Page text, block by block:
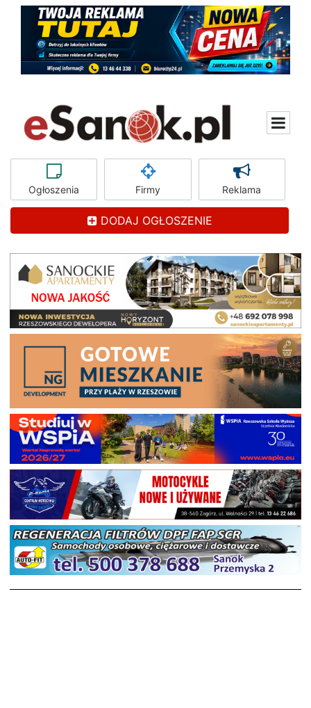
Ogłoszenia Firmy Reklama
DODAJ OGŁOSZENIE